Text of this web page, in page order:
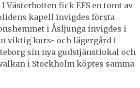
Västerbotten fick EFS en tomt av
kapell invigdes första
i Åsljunga invigdes i
viktig kurs- och lägergård i
sin nya gudstjänstlokal och
i Stockholm köptes samma